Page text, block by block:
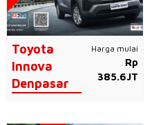
Toyota
Innova
Denpasar
Harga mulai
Rp
385.6JT